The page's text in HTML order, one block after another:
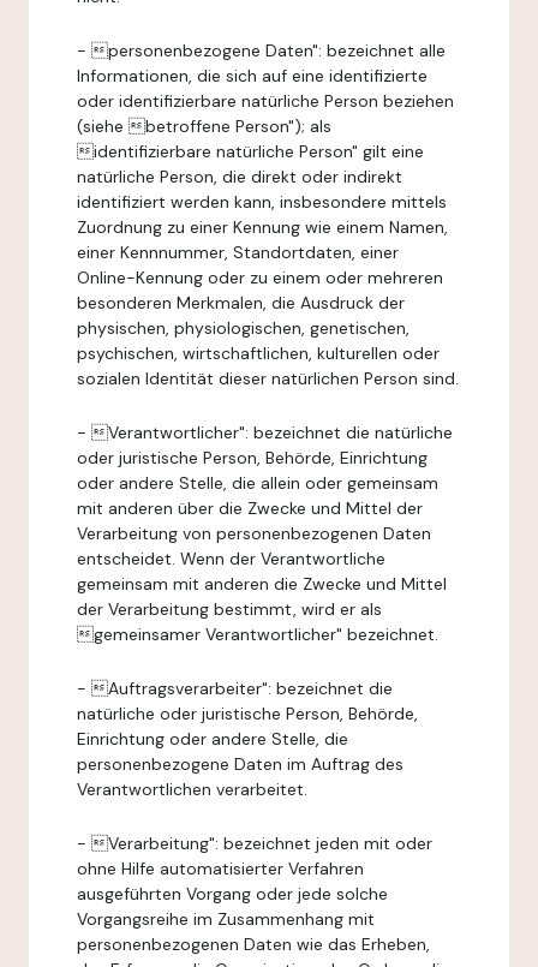
- personenbezogene Daten": bezeichnet alle
Informationen, die sich auf eine identifizierte
oder identifizierbare natürliche Person beziehen
(siehe betroffene Person"); als
identifizierbare natürliche Person" gilt eine
natürliche Person, die direkt oder indirekt
identifiziert werden kann, insbesondere mittels
Zuordnung zu einer Kennung wie einem Namen,
einer Kennnummer, Standortdaten, einer
Online-Kennung oder zu einem oder mehreren
besonderen Merkmalen, die Ausdruck der
physischen, physiologischen, genetischen,
psychischen, wirtschaftlichen, kulturellen oder
sozialen Identität dieser natürlichen Person sind.
- Verantwortlicher": bezeichnet die natürliche
oder juristische Person, Behörde, Einrichtung
oder andere Stelle, die allein oder gemeinsam
mit anderen über die Zwecke und Mittel der
Verarbeitung von personenbezogenen Daten
entscheidet. Wenn der Verantwortliche
gemeinsam mit anderen die Zwecke und Mittel
der Verarbeitung bestimmt, wird er als
gemeinsamer Verantwortlicher" bezeichnet.
- Auftragsverarbeiter": bezeichnet die
natürliche oder juristische Person, Behörde,
Einrichtung oder andere Stelle, die
personenbezogene Daten im Auftrag des
Verantwortlichen verarbeitet.
- Verarbeitung": bezeichnet jeden mit oder
ohne Hilfe automatisierter Verfahren
ausgeführten Vorgang oder jede solche
Vorgangsreihe im Zusammenhang mit
personenbezogenen Daten wie das Erheben,